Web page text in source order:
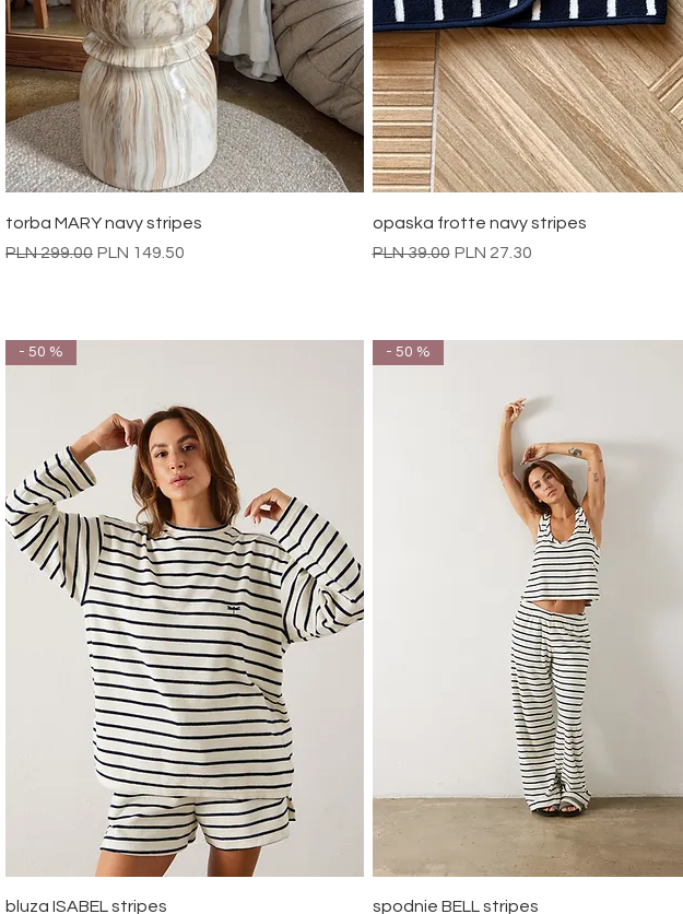
Quick View
torba MARY navy stripes
Regular Price
PLN 299.00 Sale Price
PLN 149.50
Quick View
opaska frotte navy stripes
Regular Price
PLN 39.00 Sale Price
PLN 27.30
Quick View
- 50 %
bluza ISABEL stripes
Quick View
- 50 %
spodnie BELL stripes